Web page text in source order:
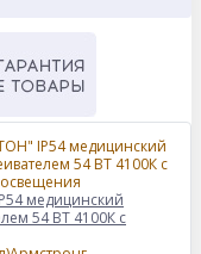
медицинский
54 ВТ 4100К с